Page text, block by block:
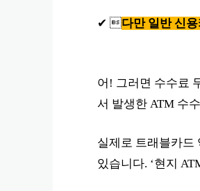
✔ 다만 일반 신
어! 그러면 수수료
서 발생한 ATM 수
실제로 트래블카드
있습니다. ‘현지